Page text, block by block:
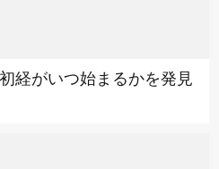
経がいつ始まるかを発見